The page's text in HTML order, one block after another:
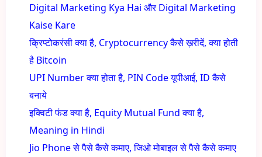
Digital Marketing Kya Hai और Digital Marketing
Kaise Kare
क्रिप्टोकरंसी क्या है, Cryptocurrency कैसे ख़रीदें, क्या होती
है Bitcoin
UPI Number क्या होता है, PIN Code यूपीआई, ID कैसे
बनाये
इक्विटी फंड क्या है, Equity Mutual Fund क्या है,
Meaning in Hindi
Jio Phone से पैसे कैसे कमाए, जिओ मोबाइल से पैसे कैसे कमाए